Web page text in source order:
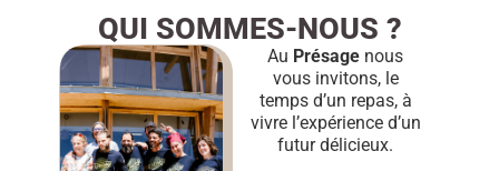
QUI SOMMES-NOUS ?
Au Présage nous
vous invitons, le
temps d’un repas, à
vivre l’expérience d’un
futur délicieux.